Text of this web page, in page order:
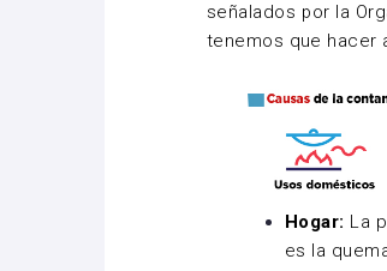
señalados por la
tenemos que hacer
Hogar: La
es la